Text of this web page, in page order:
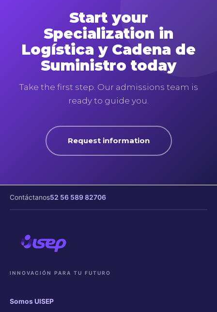
Start your
Specialization in
Logística y Cadena de
Suministro today
Take the first step. Our admissions team is
ready to guide you.
Request information
Contáctanos52 56 589 82706
INNOVACIÓN PARA TU FUTURO
Somos UISEP